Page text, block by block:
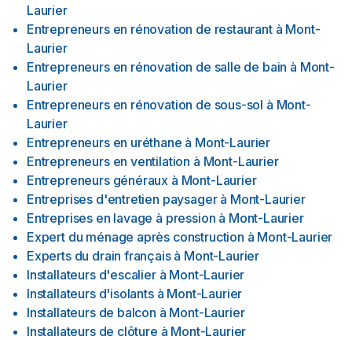
Laurier
Entrepreneurs en rénovation de restaurant à Mont-
Laurier
Entrepreneurs en rénovation de salle de bain à Mont-
Laurier
Entrepreneurs en rénovation de sous-sol à Mont-
Laurier
Entrepreneurs en uréthane à Mont-Laurier
Entrepreneurs en ventilation à Mont-Laurier
Entrepreneurs généraux à Mont-Laurier
Entreprises d'entretien paysager à Mont-Laurier
Entreprises en lavage à pression à Mont-Laurier
Expert du ménage après construction à Mont-Laurier
Experts du drain français à Mont-Laurier
Installateurs d'escalier à Mont-Laurier
Installateurs d'isolants à Mont-Laurier
Installateurs de balcon à Mont-Laurier
Installateurs de clôture à Mont-Laurier